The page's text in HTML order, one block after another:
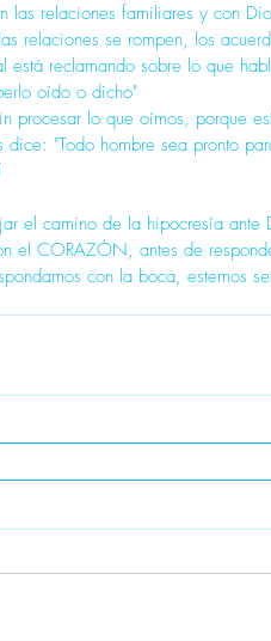
las relaciones familiares y con
relaciones se rompen, los
reclamando sobre lo que
oído o dicho"
procesar lo que oímos, porque
"Todo hombre sea pronto
el camino de la hipocresía ante
el CORAZÓN, antes de
con la boca, estemos